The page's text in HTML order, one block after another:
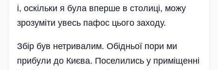
і, оскільки я була вперше в столиці, можу
зрозуміти увесь пафос цього заходу.
Збір був нетривалим. Обідньої пори ми
прибули до Києва. Поселились у приміщенні